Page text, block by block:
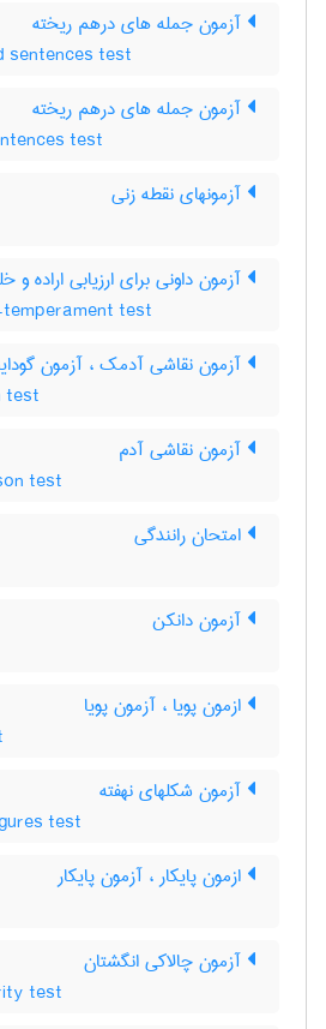
آزمون جمله های درهم ریخته
sentences test
آزمون جمله های درهم ریخته
test
آزمونهای نقطه زنی
آزمون داونی برای ارزیابی اراده و
test
آزمون نقاشی آدمک ، آزمون
test
آزمون نقاشی آدم
test
امتحان رانندگی
آزمون دانکن
ازمون پویا ، آزمون پویا
آزمون شکلهای نهفته
test
ازمون پایکار ، آزمون پایکار
آزمون چالاکی انگشتان
test